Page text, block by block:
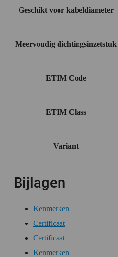
Geschikt voor kabeldiameter
Meervoudig dichtingsinzetstuk
ETIM Code
ETIM Class
Variant
Bijlagen
Kenmerken
Certificaat
Certificaat
Kenmerken